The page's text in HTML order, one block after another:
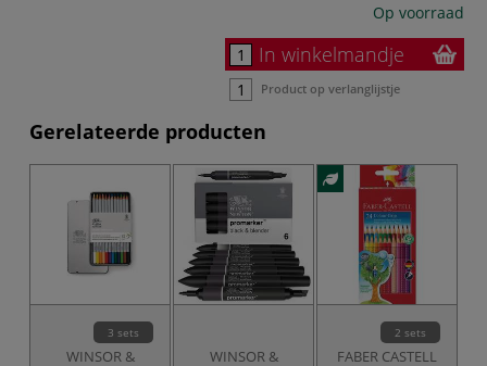
Op voorraad
In winkelmandje
Product op verlanglijstje
Gerelateerde producten
3 sets
WINSOR & WINSOR &
2 sets
FABER CASTELL